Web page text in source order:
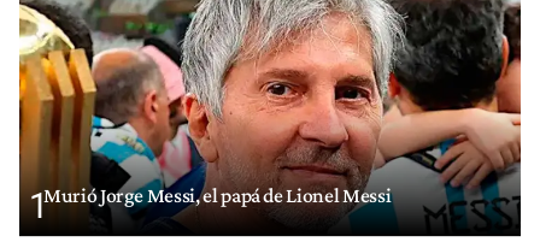
1Murió Jorge Messi, el papá de Lionel Messi